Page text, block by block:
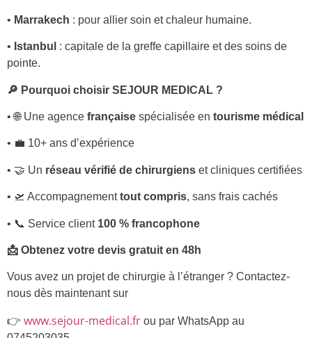
• Marrakech : pour allier soin et chaleur humaine.
• Istanbul : capitale de la greffe capillaire et des soins de
pointe.
🔎 Pourquoi choisir SEJOUR MEDICAL ?
• 🌐 Une agence française spécialisée en tourisme médical
• 💼 10+ ans d’expérience
• 🤝 Un réseau vérifié de chirurgiens et cliniques certifiées
• 🛫 Accompagnementtout compris, sans frais cachés
• 📞 Service client 100 % francophone
📩 Obtenez votre devis gratuit en 48h
Vous avez un projet de chirurgie à l’étranger ? Contactez-
nous dès maintenant sur
👉 www.sejour-medical.fr ou par WhatsApp au